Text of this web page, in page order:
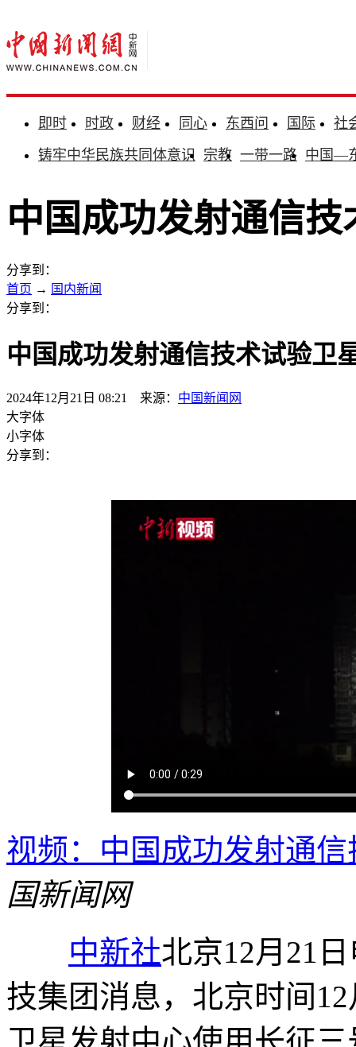
即时 时政 财经 同心 东西问 国际
社
铸牢中华民族共同体意识 宗教 一带一路 中国—
中国成功发射通信
分享到：
首页 → 国内新闻
分享到：
中国成功发射通信技术试验卫
2024年12月21日 08:21 来源： 中国新闻网
大字体
小字体
分享到：
视频：中国成功发射通
国新闻网
中新社北京12月21
技集团消息，北京时间